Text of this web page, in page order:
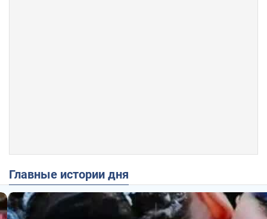
Главные истории дня